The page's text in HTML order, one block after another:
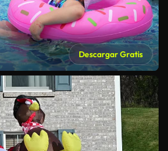
Descargar Gratis